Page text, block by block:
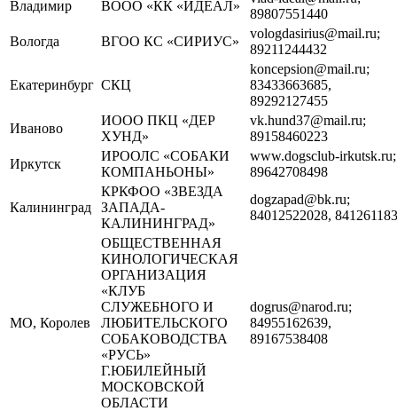
Владимир ВООО «КК «ИДЕАЛ»
89807551440
Вологда
ВГОО КС «СИРИУС»
vologdasirius@mail.ru;
89211244432
Екатеринбург СКЦ
koncepsion@mail.ru;
83433663685,
89292127455
Иваново
ИООО ПКЦ «ДЕР
ХУНД»
vk.hund37@mail.ru;
89158460223
Иркутск
ИРООЛС «СОБАКИ
КОМПАНЬОНЫ»
www.dogsclub-irkutsk.ru;
89642708498
Калининград
КРКФОО «ЗВЕЗДА
ЗАПАДА-
КАЛИНИНГРАД»
dogzapad@bk.ru;
84012522028,
МО, Королев
ОБЩЕСТВЕННАЯ
КИНОЛОГИЧЕСКАЯ
ОРГАНИЗАЦИЯ
«КЛУБ
СЛУЖЕБНОГО И
ЛЮБИТЕЛЬСКОГО
СОБАКОВОДСТВА
«РУСЬ»
Г.ЮБИЛЕЙНЫЙ
МОСКОВСКОЙ
ОБЛАСТИ
dogrus@narod.ru;
84955162639,
89167538408